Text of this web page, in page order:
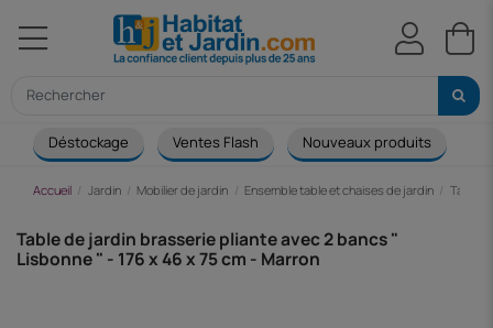
Déstockage Ventes Flash Nouveaux produits
Accueil Jardin Mobilier de jardin Ensemble table et chaises de jardin Table
Table de jardin brasserie pliante avec 2 bancs "
Lisbonne " - 176 x 46 x 75 cm - Marron